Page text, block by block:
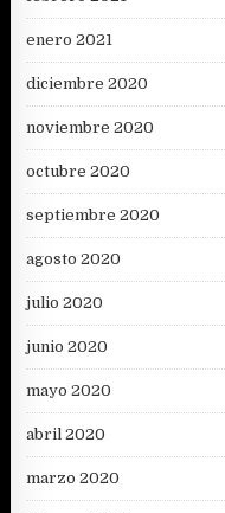
enero 2021
diciembre 2020
noviembre 2020
octubre 2020
septiembre 2020
agosto 2020
julio 2020
junio 2020
mayo 2020
abril 2020
marzo 2020